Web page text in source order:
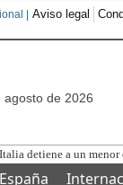
| Aviso legal
agosto de 2026
Una asociaci
España